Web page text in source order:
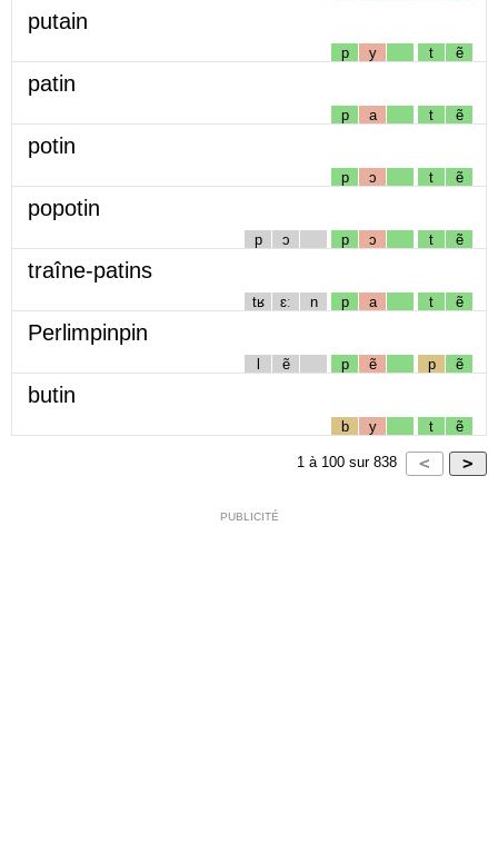
putain
p y t ẽ
patin
p a t ẽ
potin
p ɔ t ẽ
popotin
p ɔ p ɔ t ẽ
traîne-patins
tʁ ɛː n p a t ẽ
Perlimpinpin
l ẽ p ẽ p ẽ
butin
b y t ẽ
1 à 100 sur 838
PUBLICITÉ